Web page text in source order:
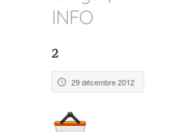
INFO
2
🕔 29 décembre 2012